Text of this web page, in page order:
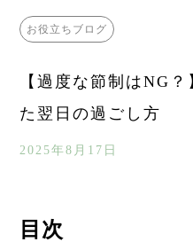
お役立ちブログ
【過度な節制はNG
た翌日の過ごし方
2025年8月17日
目次